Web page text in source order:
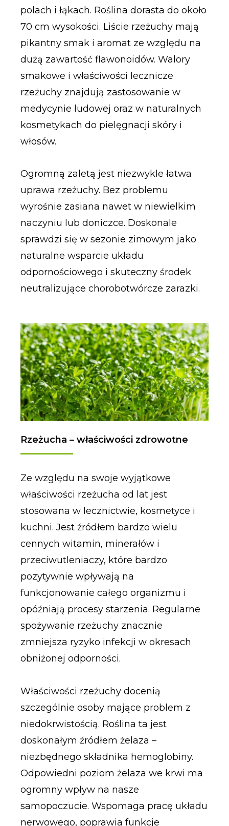
polach i łąkach. Roślina dorasta do około
70 cm wysokości. Liście rzeżuchy mają
pikantny smak i aromat ze względu na
dużą zawartość flawonoidów. Walory
smakowe i właściwości lecznicze
rzeżuchy znajdują zastosowanie w
medycynie ludowej oraz w naturalnych
kosmetykach do pielęgnacji skóry i
włosów.
Ogromną zaletą jest niezwykle łatwa
uprawa rzeżuchy. Bez problemu
wyrośnie zasiana nawet w niewielkim
naczyniu lub doniczce. Doskonale
sprawdzi się w sezonie zimowym jako
naturalne wsparcie układu
odpornościowego i skuteczny środek
neutralizujące chorobotwórcze zarazki.
Rzeżucha – właściwości zdrowotne
Ze względu na swoje wyjątkowe
właściwości rzeżucha od lat jest
stosowana w lecznictwie, kosmetyce i
kuchni. Jest źródłem bardzo wielu
cennych witamin, minerałów i
przeciwutleniaczy, które bardzo
pozytywnie wpływają na
funkcjonowanie całego organizmu i
opóźniają procesy starzenia. Regularne
spożywanie rzeżuchy znacznie
zmniejsza ryzyko infekcji w okresach
obniżonej odporności.
Właściwości rzeżuchy docenią
szczególnie osoby mające problem z
niedokrwistością. Roślina ta jest
doskonałym źródłem żelaza –
niezbędnego składnika hemoglobiny.
Odpowiedni poziom żelaza we krwi ma
ogromny wpływ na nasze
samopoczucie. Wspomaga pracę układu
nerwowego, poprawia funkcje